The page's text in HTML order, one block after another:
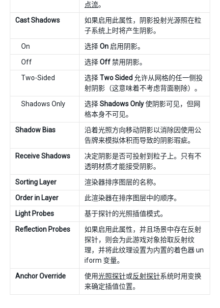
点流。
Cast Shadows
如果启用此属性，阴影投射光源照在粒
子系统上时将产生阴影。
On
选择On 启用阴影。
Off
选择Off禁用阴影。
Two-Sided
选择Two Sided 允许从网格的任一侧投
射阴影（这意味着不考虑背面剔除）。
Shadows Only
选择Shadows Only使阴影可见，但网
格本身不可见。
Shadow Bias
沿着光照方向移动阴影以消除因使用公
告牌来模拟体积而导致的阴影瑕疵。
Receive Shadows
决定阴影是否可投射到粒子上。只有不
透明材质才能接受阴影。
Sorting Layer
渲染器排序图层的名称。
Order in Layer
此渲染器在排序图层中的顺序。
Light Probes
基于探针的光照插值模式。
Reflection Probes
如果启用此属性，并且场景中存在反射
探针，则会为此游戏对象拾取反射纹
理，并将此纹理设置为内置的着色器 un
iform 变量。
Anchor Override
使用光照探针或反射探针系统时用变换
来确定插值位置。